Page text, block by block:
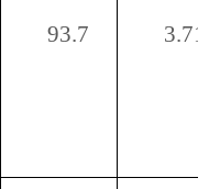
93.7 3.71